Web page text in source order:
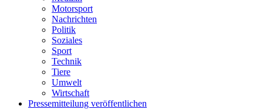
Motorsport
Nachrichten
Politik
Soziales
Sport
Technik
Tiere
Umwelt
Wirtschaft
Pressemitteilung veröffentlichen